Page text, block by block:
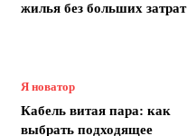
жилья без больших затрат
Я новатор
Кабель витая пара: как
выбрать подходящее